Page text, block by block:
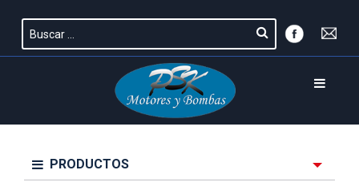
PRODUCTOS